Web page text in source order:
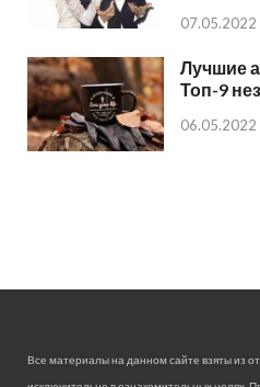
07.05.2022
Лучшие
Топ-9
06.05.2022
Все материалы на данном сайте взяты из